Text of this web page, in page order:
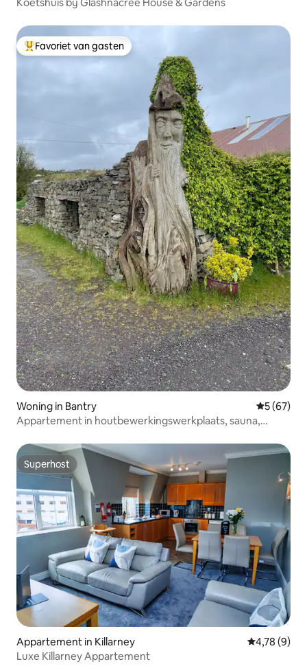
Topfavoriet van gasten
Favoriet van gasten
Woning in Bantry
5 (67)
Appartement in houtbewerkingswerkplaats, sauna,
Superhost
Superhost
Appartement in Killarney
4,78 (9)
Luxe Killarney Appartement